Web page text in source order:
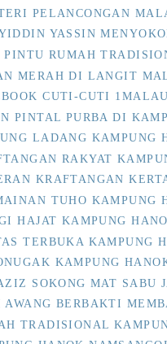
PELANCONGAN
YASSIN
RUMAH
MERAH DI LANGIT
CUTI-CUTI
PINTAL PURBA DI
LADANG KAMPUNG
RAKYAT
KRAFTANGAN
TUHO KAMPUNG
HAJAT KAMPUNG
TERBUKA KAMPUNG
KAMPUNG
SOKONG MAT SABU
AWANG BERBAKTI
TRADISIONAL